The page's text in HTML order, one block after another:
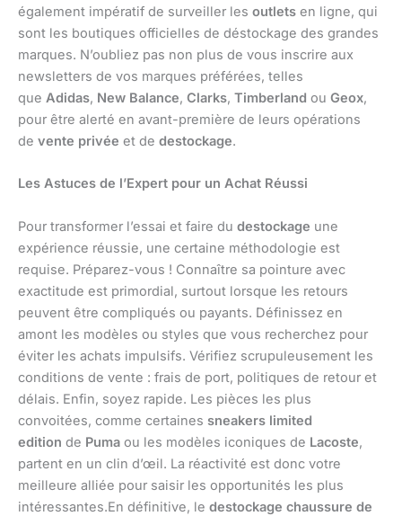
également impératif de surveiller les outlets en ligne, qui
sont les boutiques officielles de déstockage des grandes
marques. N’oubliez pas non plus de vous inscrire aux
newsletters de vos marques préférées, telles
que Adidas, New Balance, Clarks, Timberland ou Geox,
pour être alerté en avant-première de leurs opérations
de vente privée et de destockage.
Les Astuces de l’Expert pour un Achat Réussi
Pour transformer l’essai et faire du destockage une
expérience réussie, une certaine méthodologie est
requise. Préparez-vous ! Connaître sa pointure avec
exactitude est primordial, surtout lorsque les retours
peuvent être compliqués ou payants. Définissez en
amont les modèles ou styles que vous recherchez pour
éviter les achats impulsifs. Vérifiez scrupuleusement les
conditions de vente : frais de port, politiques de retour et
délais. Enfin, soyez rapide. Les pièces les plus
convoitées, comme certaines sneakers limited
edition de Puma ou les modèles iconiques de Lacoste,
partent en un clin d’œil. La réactivité est donc votre
meilleure alliée pour saisir les opportunités les plus
intéressantes.En définitive, le destockage chaussure de